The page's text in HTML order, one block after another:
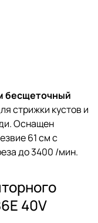
бесщеточный
стрижки кустов и
Оснащен
61 см с
до 3400 /мин.
40V